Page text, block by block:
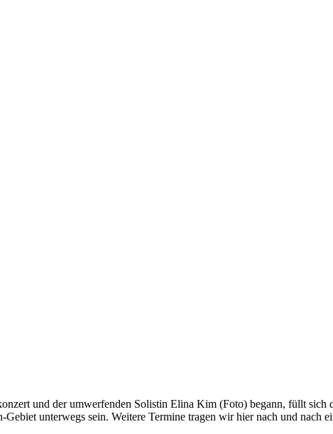
und der umwerfenden Solistin Elina Kim (Foto) begann, füllt
unterwegs sein. Weitere Termine tragen wir hier nach und nach